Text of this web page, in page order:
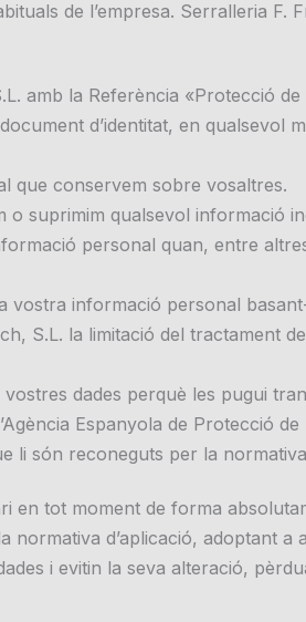
de l’empresa. Serralleria
amb la Referència «Protecció
d’identitat, en qualsevol
que conservem sobre vosaltres.
o suprimim qualsevol informació
personal quan, entre
vostra informació personal
S.L. la limitació del tractament
dades perquè les pugui
Espanyola de Protecció
li són reconeguts per la
en tot moment de forma
d’aplicació, adoptant
i evitin la seva alteració,